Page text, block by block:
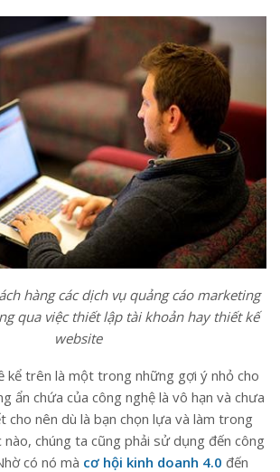
hàng các dịch vụ quảng cáo marketing
qua việc thiết lập tài khoản hay thiết kế
website
kể trên là một trong những gợi ý nhỏ cho
ẩn chứa của công nghệ là vô hạn và chưa
cho nên dù là bạn chọn lựa và làm trong
chúng ta cũng phải sử dụng đến công
có nó mà cơ hội kinh doanh 4.0 đến